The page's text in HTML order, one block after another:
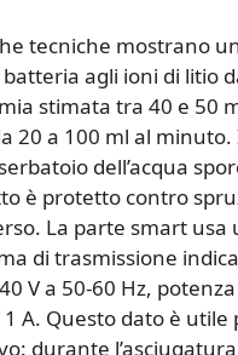
tecniche mostrano
agli ioni di litio
stimata tra 40 e 50
20 a 100 ml al
dell’acqua
è protetto contro
La parte smart usa
di trasmissione
V a 50-60 Hz,
1 A. Questo dato è
durante